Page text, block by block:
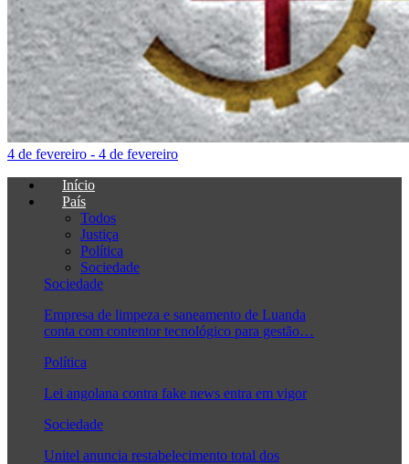
4 de fevereiro - 4 de fevereiro
Início
País
Todos
Justiça
Política
Sociedade
Sociedade
Empresa de limpeza e saneamento de Luanda
conta com contentor tecnológico para gestão…
Política
Lei angolana contra fake news entra em vigor
Sociedade
Unitel anuncia restabelecimento total dos